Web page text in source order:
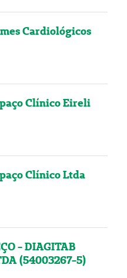
Cardiológicos
Clínico Eireli
Clínico Ltda
- DIAGITAB
(54003267-5)